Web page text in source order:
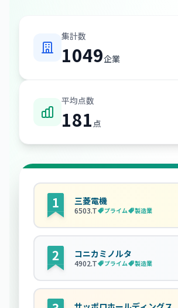
集計数
1049企業
平均点数
181 点
三菱電機
6503.T プライム 製造業
コニカミノルタ
4902.T プライム 製造業